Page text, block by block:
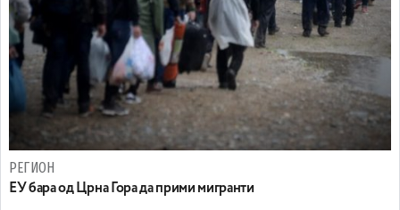
РЕГИОН
EУ бара од Црна Гора да прими мигранти